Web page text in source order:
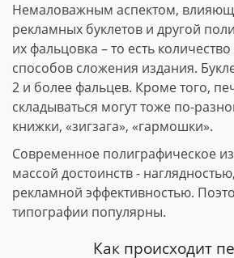
Немаловажным аспектом,
рекламных буклетов и другой
их фальцовка – то есть
способов сложения издания.
2 и более фальцев. Кроме того,
складываться могут тоже по-
книжки, «зигзага», «гармошки».
Современное полиграфическое
массой достоинств -
рекламной эффективностью.
типографии популярны.
Как происходит